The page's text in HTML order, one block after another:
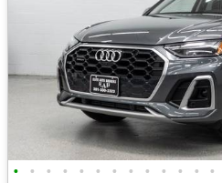
• • • • • • • • • • • • •